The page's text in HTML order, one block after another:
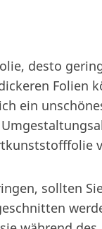
desto
Folien
ein
sollten